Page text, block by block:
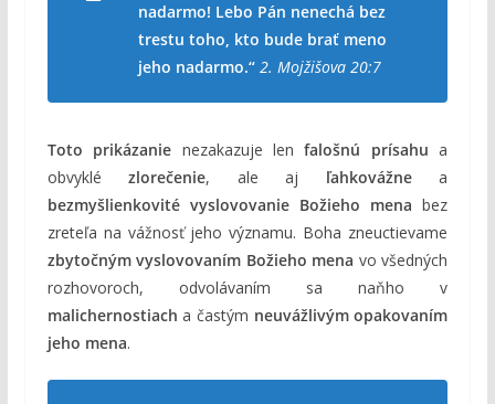
nadarmo! Lebo Pán nenechá bez
trestu toho, kto bude brať meno
jeho nadarmo.“ 2. Mojžišova 20:7
Toto prikázanie nezakazuje lenfalošnú prísahu a
obvyklézlorečenie, ale aj ľahkovážnea
bezmyšlienkovité vyslovovanie Božieho mena bez
zreteľa na vážnosť jeho významu. Boha zneuctievame
zbytočným vyslovovaním Božieho mena vo všedných
rozhovoroch, odvolávaním sa naňho v
malichernostiach a častým neuvážlivým opakovaním
jeho mena.